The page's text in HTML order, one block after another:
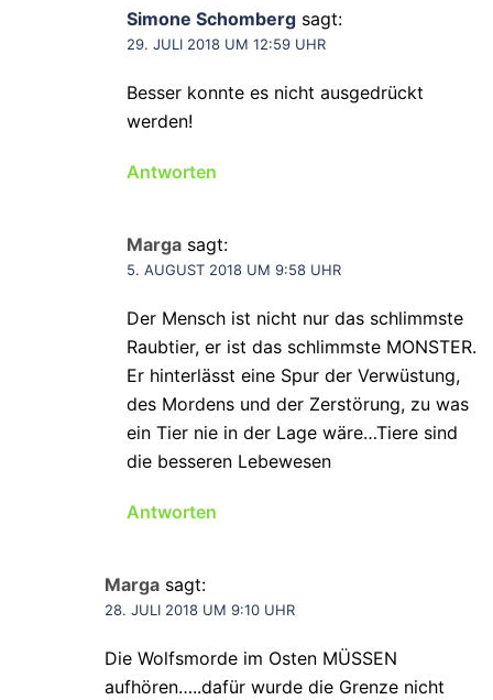
Simone Schomberg sagt:
29. JULI 2018 UM 12:59 UHR
Besser konnte es nicht ausgedrückt
werden!
Antworten
Marga sagt:
5. AUGUST 2018 UM 9:58 UHR
Der Mensch ist nicht nur das schlimmste
Raubtier, er ist das schlimmste MONSTER.
Er hinterlässt eine Spur der Verwüstung,
des Mordens und der Zerstörung, zu was
ein Tier nie in der Lage wäre…Tiere sind
die besseren Lebewesen
Antworten
Marga sagt:
28. JULI 2018 UM 9:10 UHR
Die Wolfsmorde im Osten MÜSSEN
aufhören…..dafür wurde die Grenze nicht